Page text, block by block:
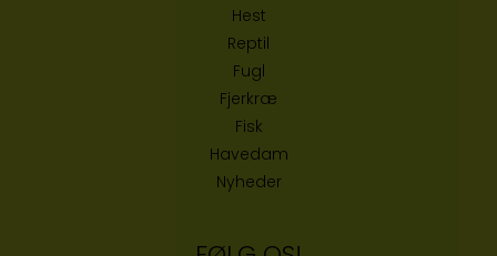
Hest
Reptil
Fugl
Fjerkræ
Fisk
Havedam
Nyheder